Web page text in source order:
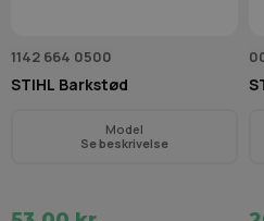
1142 664 0500
STIHL Barkstød
Model
Se beskrivelse